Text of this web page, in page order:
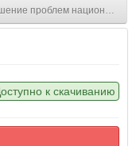
| Внутренний
проблем
к скачиванию